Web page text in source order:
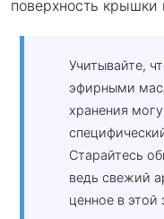
поверхность
Учитывайте,
эфирными
хранения
Старайтесь
ведь свежий
ценное в этой